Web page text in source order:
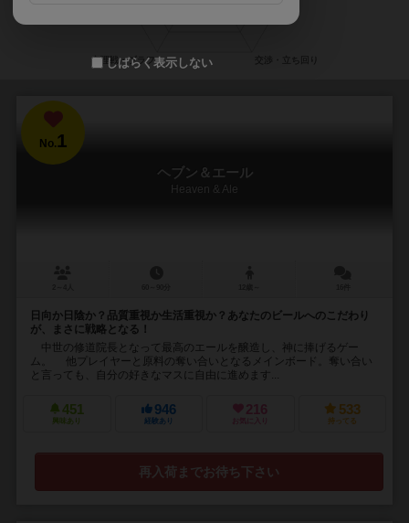
No.1
ヘブン＆エール
Heaven & Ale
日向か日陰か？品質重視か生活重視か？あなたのビールへのこだわり
が、まさに戦略となる！
中世の修道院長となって最高のエールを醸造し、神に捧げるゲー
ム。 他プレイヤーと原料の奪い合いとなるメインボード。奪い合い
と言っても、自分の好きなマスに自由に進めます...
451
興味あり
946
経験あり
216
お気に入り
533
持ってる
再入荷までお待ち下さい
しばらく表示しない